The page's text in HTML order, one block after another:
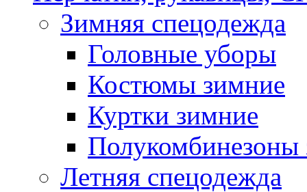
Зимняя спецодежда
Головные уборы
Костюмы зимние
Куртки зимние
Полукомбинезоны
Летняя спецодежда